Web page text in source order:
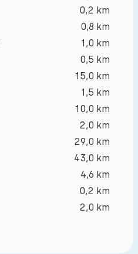
0,2 km
0,8 km
1,0 km
0,5 km
15,0 km
1,5 km
10,0 km
2,0 km
29,0 km
43,0 km
4,6 km
0,2 km
2,0 km